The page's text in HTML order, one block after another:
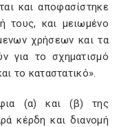
και αποφασίστηκε
τους, και μειωμένο
χρήσεων και τα
για το σχηματισμό
το καταστατικό».
(α) και (β) της
κέρδη και διανομή